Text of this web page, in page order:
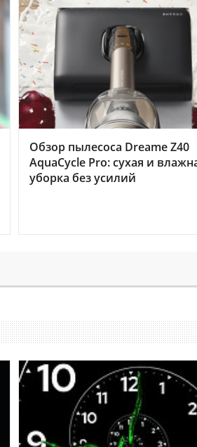
Обзор пылесоса Dreame Z40
AquaCycle Pro: сухая и
уборка без усилий